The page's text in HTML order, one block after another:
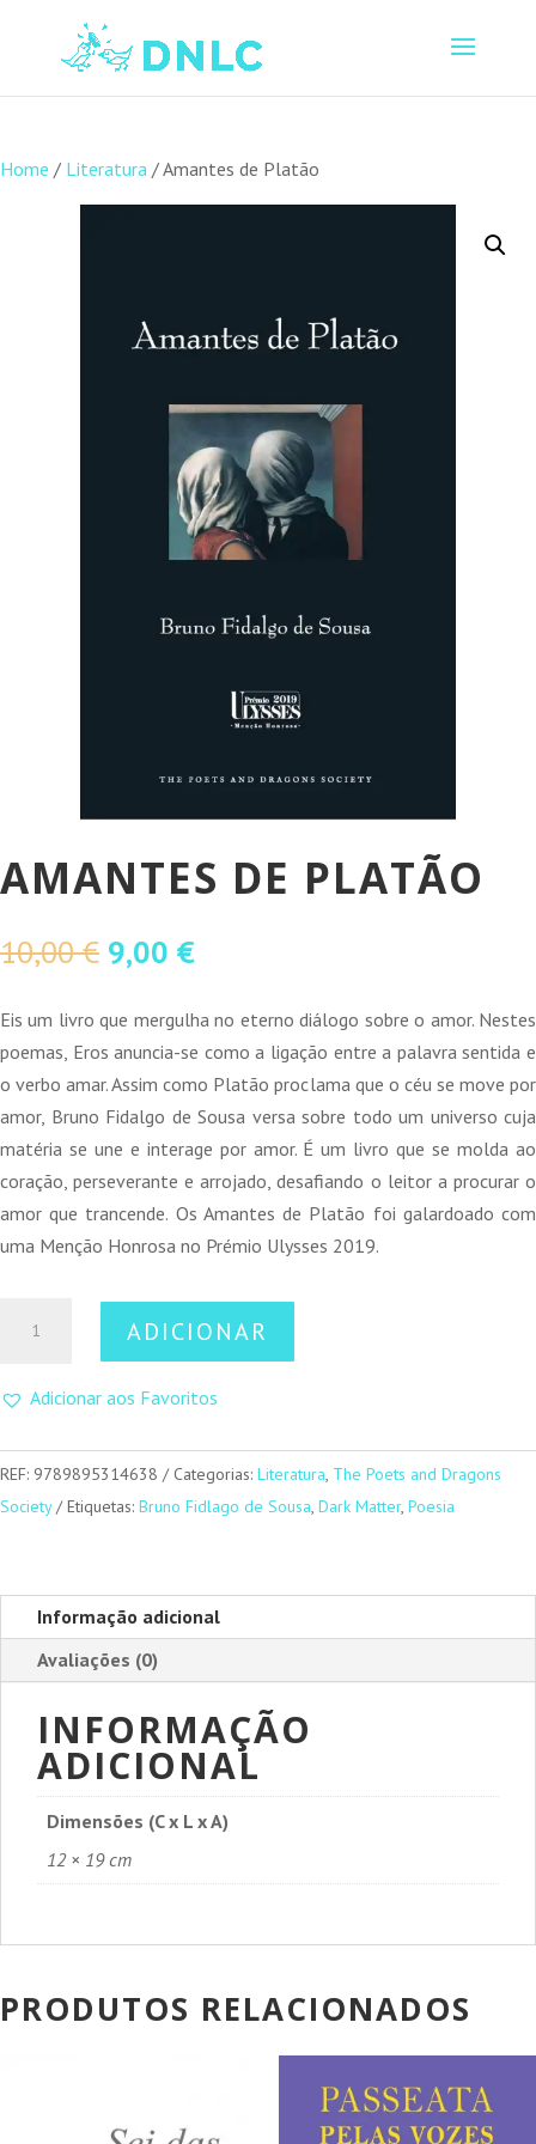
Home / Literatura / Amantes de Platão
AMANTES DE PLATÃO
10,00€ O
original
era:
10,00 €.
9,00 €O
atual
é:
9,00 €.
Eis um livro que mergulha no eterno diálogo sobre o amor. Nestes
poemas, Eros anuncia-se como a ligação entre a palavra sentida e
o verbo amar. Assim como Platão proclama que o céu se move por
amor, Bruno Fidalgo de Sousa versa sobre todo um universo cuja
matéria se une e interage por amor. É um livro que se molda ao
coração, perseverante e arrojado, desafiando o leitor a procurar o
amor que trancende. Os Amantes de Platão foi galardoado com
uma Menção Honrosa no Prémio Ulysses 2019.
de
ADICIONAR
Adicionar aos Favoritos
REF: 9789895314638 Categorias: Literatura, The Poets and Dragons
Society
Etiquetas: Bruno Fidlago de Sousa, Dark Matter, Poesia
Informação adicional
Avaliações (0)
INFORMAÇÃO
ADICIONAL
Dimensões (C x L x A)
12 × 19 cm
PRODUTOS RELACIONADOS
PROMOÇÃO!